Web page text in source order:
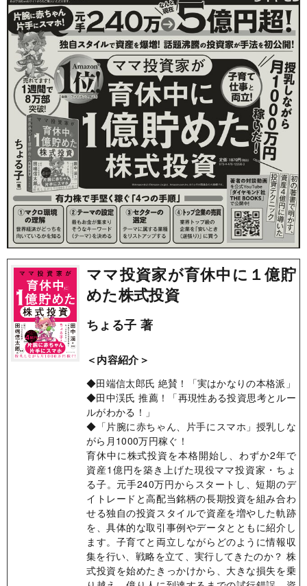
ママ投資家が育休中に１億貯
めた株式投資
ちょる子 著
＜内容紹介＞
◆田端信太郎氏 絶賛！「実はかなりの本格派」
◆田中渓氏 推薦！「再現性ある投資思考とルー
ルがわかる！」
◆「片腕に赤ちゃん、片手にスマホ」授乳しな
がら月1000万円稼ぐ！
育休中に株式投資を本格開始し、わずか2年で
資産1億円を築き上げた現役ママ投資家・ちょ
る子。元手240万円からスタートし、短期のデ
イトレードと高配当銘柄の長期投資を組み合わ
せる独自の投資スタイルで資産を増やした軌跡
を、具体的な取引事例やデータとともに紹介し
ます。子育てと両立しながらどのように情報収
集を行い、戦略を立て、実行してきたのか？ 株
式投資を始めたきっかけから、大きな損失を乗